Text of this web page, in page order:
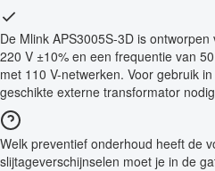
De Mlink APS3005S-3D is
220 V ±10% en een frequentie van
met 110 V-netwerken. Voor gebruik
geschikte externe transformator
Welk preventief onderhoud heeft de
slijtageverschijnselen moet je in de